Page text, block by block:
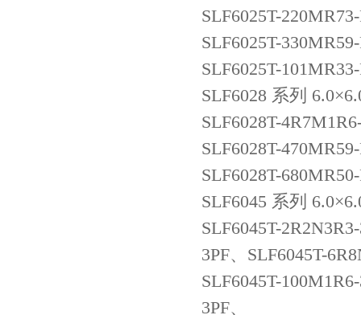
SLF6025T-
SLF6025T-
SLF6025T-
SLF6028 系列
SLF6028T-
SLF6028T-
SLF6028T-
SLF6045 系列
SLF6045T-
3PF、SLF6045T-
SLF6045T-
3PF、